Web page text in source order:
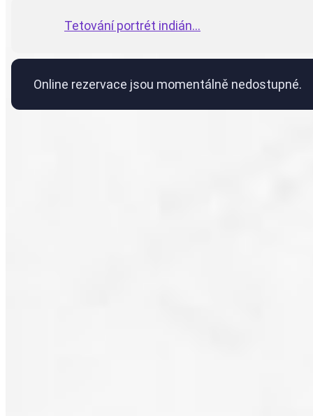
Tetování portrét indián...
Online rezervace jsou momentálně nedostupné.